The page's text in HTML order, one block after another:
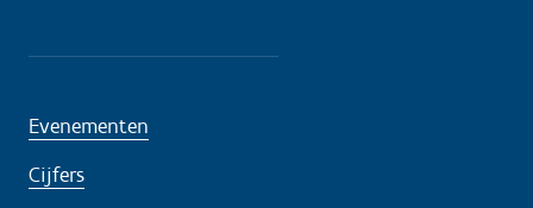
Evenementen
Cijfers